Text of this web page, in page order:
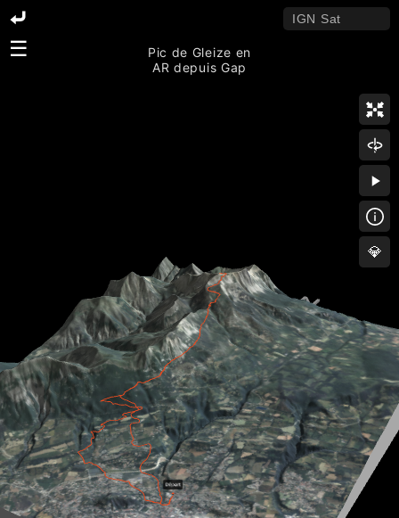
☰
💎
Pic de Gleize en
AR depuis Gap